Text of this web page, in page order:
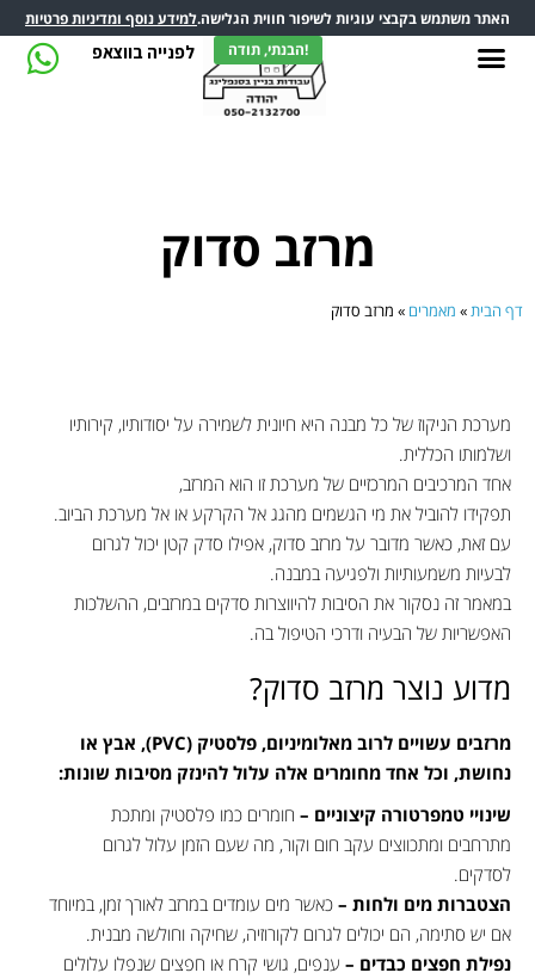
לפנייה בווצאפ
מרזב סדוק
דף הבית » מאמרים » מרזב סדוק
מערכת הניקוז של כל מבנה היא חיונית לשמירה על יסודותיו, קירותיו
ושלמותו הכללית.
אחד המרכיבים המרכזיים של מערכת זו הוא המרזב,
תפקידו להוביל את מי הגשמים מהגג אל הקרקע או אל מערכת הביוב.
עם זאת, כאשר מדובר על מרזב סדוק, אפילו סדק קטן יכול לגרום
לבעיות משמעותיות ולפגיעה במבנה.
במאמר זה נסקור את הסיבות להיווצרות סדקים במרזבים, ההשלכות
האפשריות של הבעיה ודרכי הטיפול בה.
מדוע נוצר מרזב סדוק?
מרזבים עשויים לרוב מאלומיניום, פלסטיק (PVC), אבץ או
נחושת, וכל אחד מחומרים אלה עלול להינזק מסיבות שונות:
שינויי טמפרטורה קיצוניים – חומרים כמו פלסטיק ומתכת
מתרחבים ומתכווצים עקב חום וקור, מה שעם הזמן עלול לגרום
לסדקים.
הצטברות מים ולחות – כאשר מים עומדים במרזב לאורך זמן, במיוחד
אם יש סתימה, הם יכולים לגרום לקורוזיה, שחיקה וחולשה מבנית.
נפילת חפצים כבדים – ענפים, גושי קרח או חפצים שנפלו עלולים
האתר משתמש בקבצי עוגיות לשיפור חווית הגלישה.למידע נוסף ומדיניות פרטיות
הבנתי, תודה!